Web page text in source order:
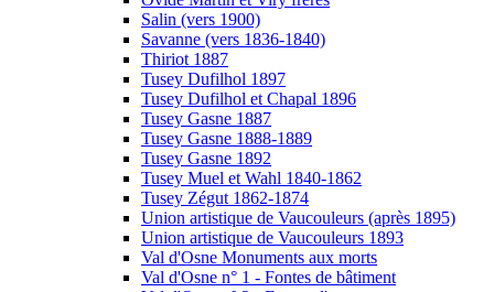
Salin (vers 1900)
Savanne (vers 1836-1840)
Thiriot 1887
Tusey Dufilhol 1897
Tusey Dufilhol et Chapal 1896
Tusey Gasne 1887
Tusey Gasne 1888-1889
Tusey Gasne 1892
Tusey Muel et Wahl 1840-1862
Tusey Zégut 1862-1874
Union artistique de Vaucouleurs (après 1895)
Union artistique de Vaucouleurs 1893
Val d'Osne Monuments aux morts
Val d'Osne n° 1 - Fontes de bâtiment